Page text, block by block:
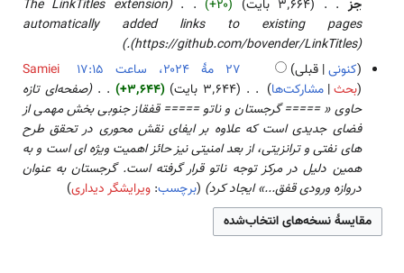
ی
ش
و
ی
ر
ا
ی
ش
۴
ا
ص
ۀ
و
ی
ر
ا
ی
ش
ن
خ
ل
ا
ص
ۀ
و
ی
ر
ا
ی
ش
هٔ
جز
۳٬۶۶۴ بایت +۲۰
The LinkTitles extension
automatically added links to existing pages
(https://github.com/bovender/LinkTitles).
۲
کنونی قبلی
Samiei
بحث مشارکت‌ها ۳٬۶۴۴ بایت +۳٬۶۴۴
صفحه‌ای تازه
حاوی « ===== گرجستان و ناتو ===== قفقاز جنوبی بخش مهمی از
فضای جدیدی است که علاوه بر ایفای نقش محوری در تحقق طرح
های نفتی و ترانزیتی، از بعد امنیتی نیز حائز اهمیت ویژه ای است و به
همین دلیل در مرکز توجه ناتو قرار گرفته است. گرجستان به عنوان
دروازه ورودی قفق...» ایجاد کرد
برچسب:ویرایشگر دیداری